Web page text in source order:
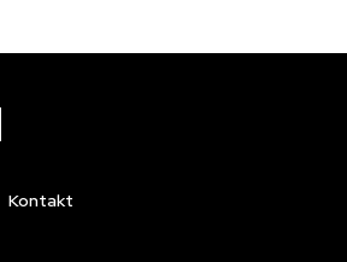
Kontakt